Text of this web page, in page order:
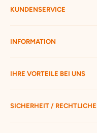
KUNDENSERVICE
Mein Konto
Widerruf starten
Bestellung verfolgen
Passwort vergessen
Kontakt
INFORMATION
Versandbedingungen
Ratgeber
Hofmax stellt sich vor
IHRE VORTEILE BEI UNS
ca. 3.500 Produkte zur
Nur 25 €
Schneller Versand mit
SICHERHEIT /
Unsere AGB